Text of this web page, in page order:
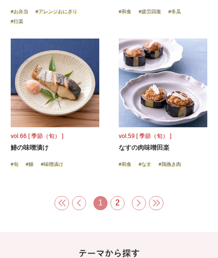
#お弁当
#アレンジおにぎり
#行楽
#和食 #疲労回復 #冬瓜
vol.66 [ 季節（旬） ]
鰆の味噌漬け
#旬 #鰆 #味噌漬け
vol.59 [ 季節（旬） ]
なすの肉味噌田楽
#和食 #なす #鶏挽き肉
1 2
テーマから探す